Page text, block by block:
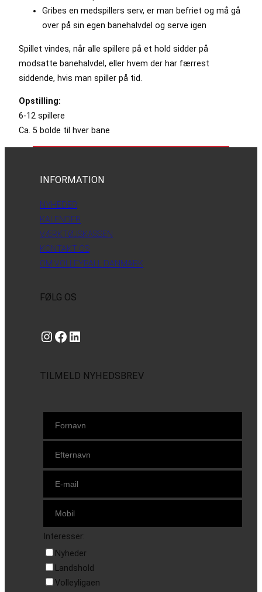
Gribes en medspillers serv, er man befriet og må gå
over på sin egen banehalvdel og serve igen
Spillet vindes, når alle spillere på et hold sidder på
modsatte banehalvdel, eller hvem der har færrest
siddende, hvis man spiller på tid.
Opstilling:
6-12 spillere
Ca. 5 bolde til hver bane
INFORMATION
NYHEDER
KALENDER
VÆRKTØJSKASSEN
KONTAKT OS
OM VOLLEYBALL DANMARK
FØLG OS
Instagram https://www.facebook.com/danishbeachvolleytour LinkedIn
TILMELD NYHEDSBREV
Interesser:
Nyheder
Landshold
Volleyligaen